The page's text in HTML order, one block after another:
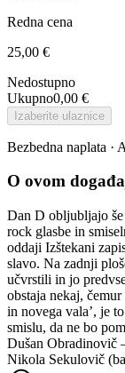
Redna cena
25,00 €
Nedostupno
Ukupno0,00 €
Izaberite ulaznice
Bezbedna naplata ·
O ovom
Dan D obljubljajo še
rock glasbe in
oddaji Izštekani
slavo. Na zadnji
učvrstili in jo
obstaja nekaj,
in novega vala’, je
smislu, da ne bo
Dušan Obradinovič
Nikola Sekulovič